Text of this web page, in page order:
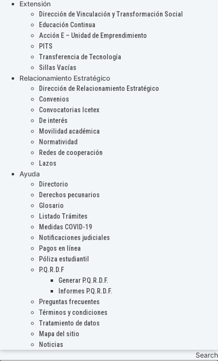
Extensión
Dirección de Vinculación y Transformación Social
Educación Continua
Acción E – Unidad de Emprendimiento
PITS
Transferencia de Tecnología
Sillas Vacías
Relacionamiento Estratégico
Dirección de Relacionamiento Estratégico
Convenios
Convocatorias Icetex
De interés
Movilidad académica
Normatividad
Redes de cooperación
Lazos
Ayuda
Directorio
Derechos pecunarios
Glosario
Listado Trámites
Medidas COVID-19
Notificaciones judiciales
Pagos en línea
Póliza estudiantil
P.Q.R.D.F
Generar P.Q.R.D.F.
Informes P.Q.R.D.F.
Preguntas frecuentes
Términos y condiciones
Tratamiento de datos
Mapa del sitio
Noticias
Search